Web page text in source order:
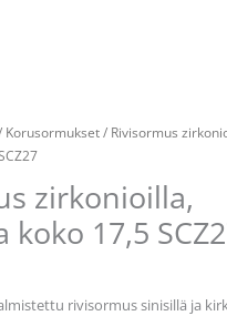
Korusormukset/ Rivisormus
zirkonioilla,
17,5
rivisormus sinisillä ja